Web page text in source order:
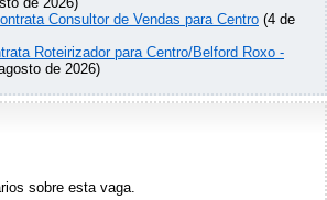
Consultor de Vendas para Centro (4 de
Roteirizador para Centro/Belford Roxo -
de 2026)
sobre esta vaga.